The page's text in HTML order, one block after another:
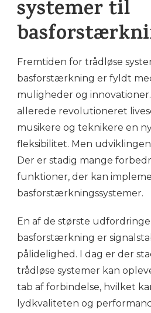
systemer til
Fremtiden for trådløse
basforstærkning er fyldt
muligheder og
allerede revolutioneret
musikere og teknikere en
fleksibilitet. Men
Der er stadig mange
funktioner, der kan
basforstærkningssystemer.
En af de største
basforstærkning er
pålidelighed. I dag er der
trådløse systemer kan
tab af forbindelse, hvilket
lydkvaliteten og